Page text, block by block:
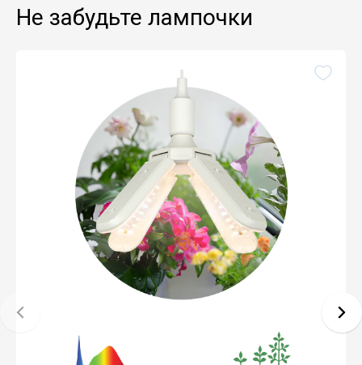
Не забудьте лампочки